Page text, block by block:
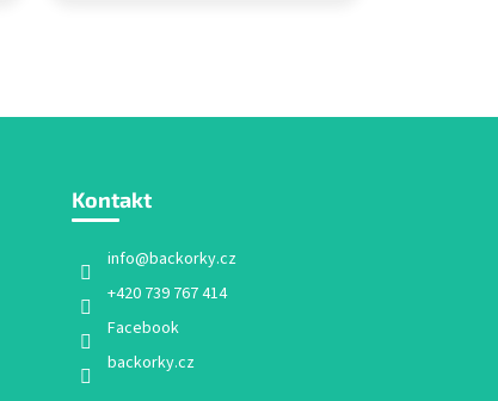
Kontakt
info@backorky.cz
+420 739 767 414
Facebook
backorky.cz